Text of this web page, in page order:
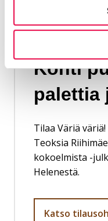
Tilaa
Kohti
palettia
Tilaa Väriä
Teoksia
kokoelmista -
Helenestä.
Katso